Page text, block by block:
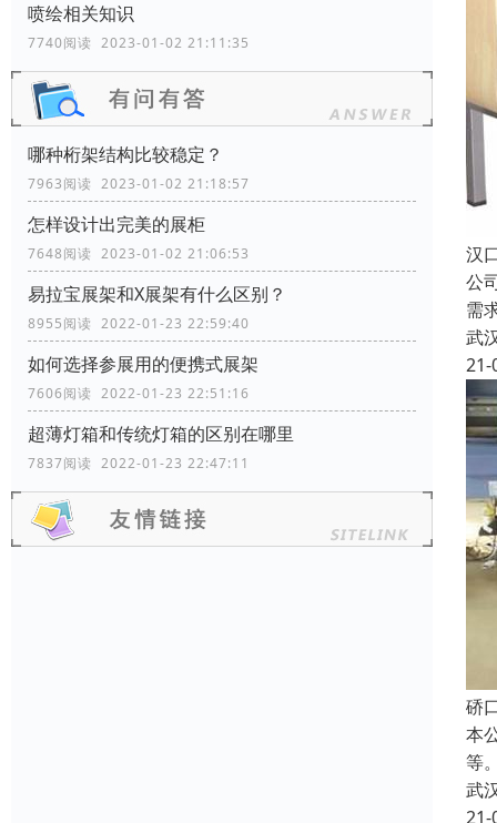
喷绘相关知识
7740阅读 2023-01-02 21:11:35
哪种桁架结构比较稳定？
7963阅读 2023-01-02 21:18:57
怎样设计出完美的展柜
7648阅读 2023-01-02 21:06:53
易拉宝展架和X展架有什么区别？
8955阅读 2022-01-23 22:59:40
如何选择参展用的便携式展架
7606阅读 2022-01-23 22:51:16
超薄灯箱和传统灯箱的区别在哪里
7837阅读 2022-01-23 22:47:11
汉
公
需
武
21-
硚
本
等
武
21-